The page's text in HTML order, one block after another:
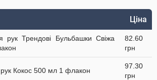
Ціна
Трендові Бульбашки Свіжа
82.60
грн
Кокос 500 мл 1 флакон
97.30
грн